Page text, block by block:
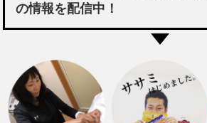
の情報を配信中！